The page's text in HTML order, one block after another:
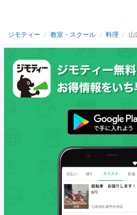
ジモティー 教室・スクール 料理 山